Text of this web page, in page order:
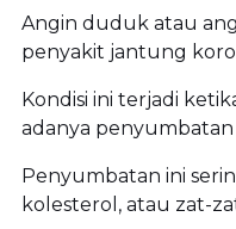
Angin duduk atau
penyakit jantung
Kondisi ini terjadi
adanya
Penyumbatan ini
kolesterol, atau zat-